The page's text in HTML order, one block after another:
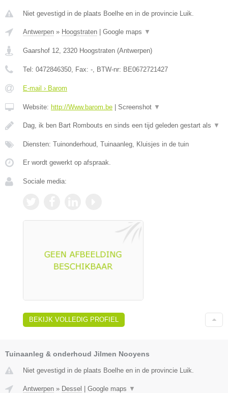
Niet gevestigd in de plaats Boelhe en in de provincie Luik.
Antwerpen » Hoogstraten | Google maps ▼
Gaarshof 12 2320 Hoogstraten (Antwerpen)
Tel: 0472846350 , Fax: - , BTW-nr: BE0672721427
E-mail › Barom
Website: http://Www.barom.be | Screenshot ▼
Dag, ik ben Bart Rombouts en sinds een tijd geleden gestart als ▼
Diensten: Tuinonderhoud, Tuinaanleg, Kluisjes in de tuin
Er wordt gewerkt op afspraak.
Sociale media:
BEKIJK VOLLEDIG PROFIEL
Tuinaanleg & onderhoud Jilmen Nooyens
Niet gevestigd in de plaats Boelhe en in de provincie Luik.
Antwerpen » Dessel Google maps ▼